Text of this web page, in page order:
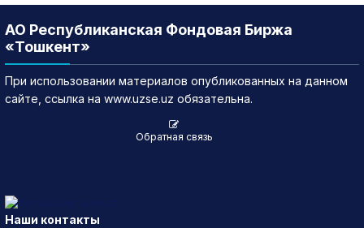
АО Республиканская Фондовая Биржа
«Тошкент»
При использовании материалов опубликованных на данном
сайте, ссылка на www.uzse.uz обязательна.
Обратная связь
Наши контакты